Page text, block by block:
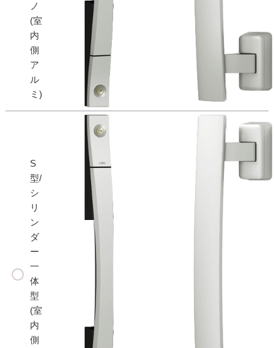
ノ
(室
内
側
ア
ル
ミ)
S
型/
シ
リ
ン
ダ
ー
一
体
型
(室
内
側